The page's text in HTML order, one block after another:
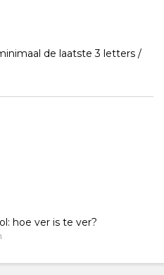
de laatste 3 letters /
hoe ver is te ver?